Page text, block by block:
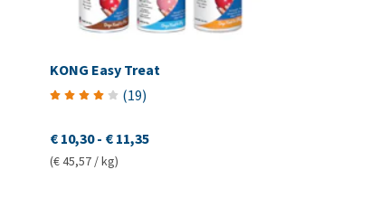
KONG Easy Treat
(19)
€ 10,30- € 11,35
(€ 45,57 / kg)